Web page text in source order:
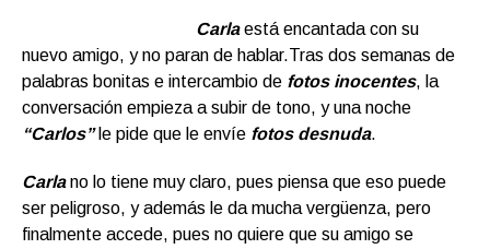
Carlaestá encantada con su
nuevo amigo, y no paran de hablar.Tras dos semanas de
palabras bonitas e intercambio de fotos inocentes, la
conversación empieza a subir de tono, y una noche
“Carlos”le pide que le envíe fotos desnuda.
Carlano lo tiene muy claro, pues piensa que eso puede
ser peligroso, y además le da mucha vergüenza, pero
finalmente accede, pues no quiere que su amigo se